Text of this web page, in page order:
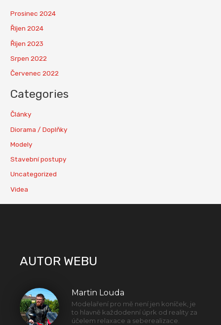
Prosinec 2024
Říjen 2024
Říjen 2023
Srpen 2022
Červenec 2022
Categories
Články
Diorama / Doplňky
Modely
Stavební postupy
Uncategorized
Videa
AUTOR WEBU
Martin Louda
Modelaření pro mě není jen koníček, je
to hlavně každodenní úprk od reality za
účelem relaxace a seberealizace.